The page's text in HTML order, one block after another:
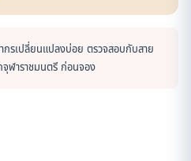
กรเปลี่ยนแปลงบ่อย ตรวจสอบกับสาย
ฬาราชมนตรี ก่อนจอง